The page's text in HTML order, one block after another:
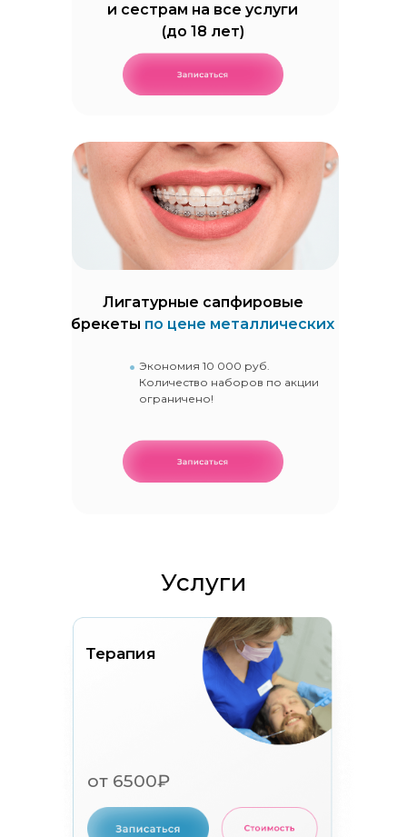
и сестрам на все услуги
(до 18 лет)
Лигатурные сапфировые
брекеты по цене металлических
Экономия 10 000 руб.
Количество наборов по акции
ограничено!
Услуги
Терапия
от 6500₽